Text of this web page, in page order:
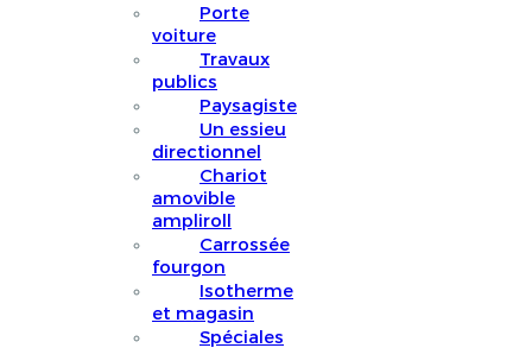
Porte
voiture
Travaux
publics
Paysagiste
Un essieu
directionnel
Chariot
amovible
ampliroll
Carrossée
fourgon
Isotherme
et magasin
Spéciales